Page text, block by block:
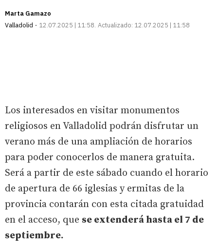
Marta Gamazo
Valladolid
12.07.2025 | 11:58 Actualizado: 12.07.2025 | 11:58
Los interesados en visitar monumentos
religiosos en Valladolid podrán disfrutar un
verano más de una ampliación de horarios
para poder conocerlos de manera gratuita.
Será a partir de este sábado cuando el horario
de apertura de 66 iglesias y ermitas de la
provincia contarán con esta citada gratuidad
en el acceso, que se extenderá hasta el 7 de
septiembre.